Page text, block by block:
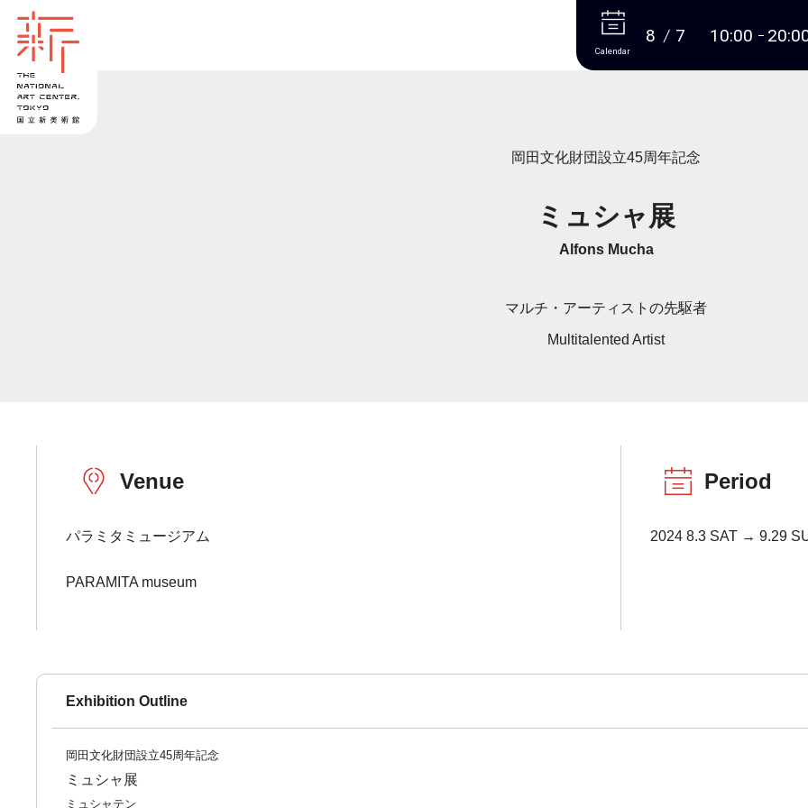
More
Calendar
8 7 10:00
岡田文化財団設立45周年記念
ミュシャ展
Alfons Mucha
マルチ・アーティストの先駆者
Multitalented Artist
Venue
パラミタミュージアム
PARAMITA museum
Period
2024 8.3 SAT → 9.29
Exhibition Outline
岡田文化財団設立45周年記念
ミュシャ展
ミュシャテン